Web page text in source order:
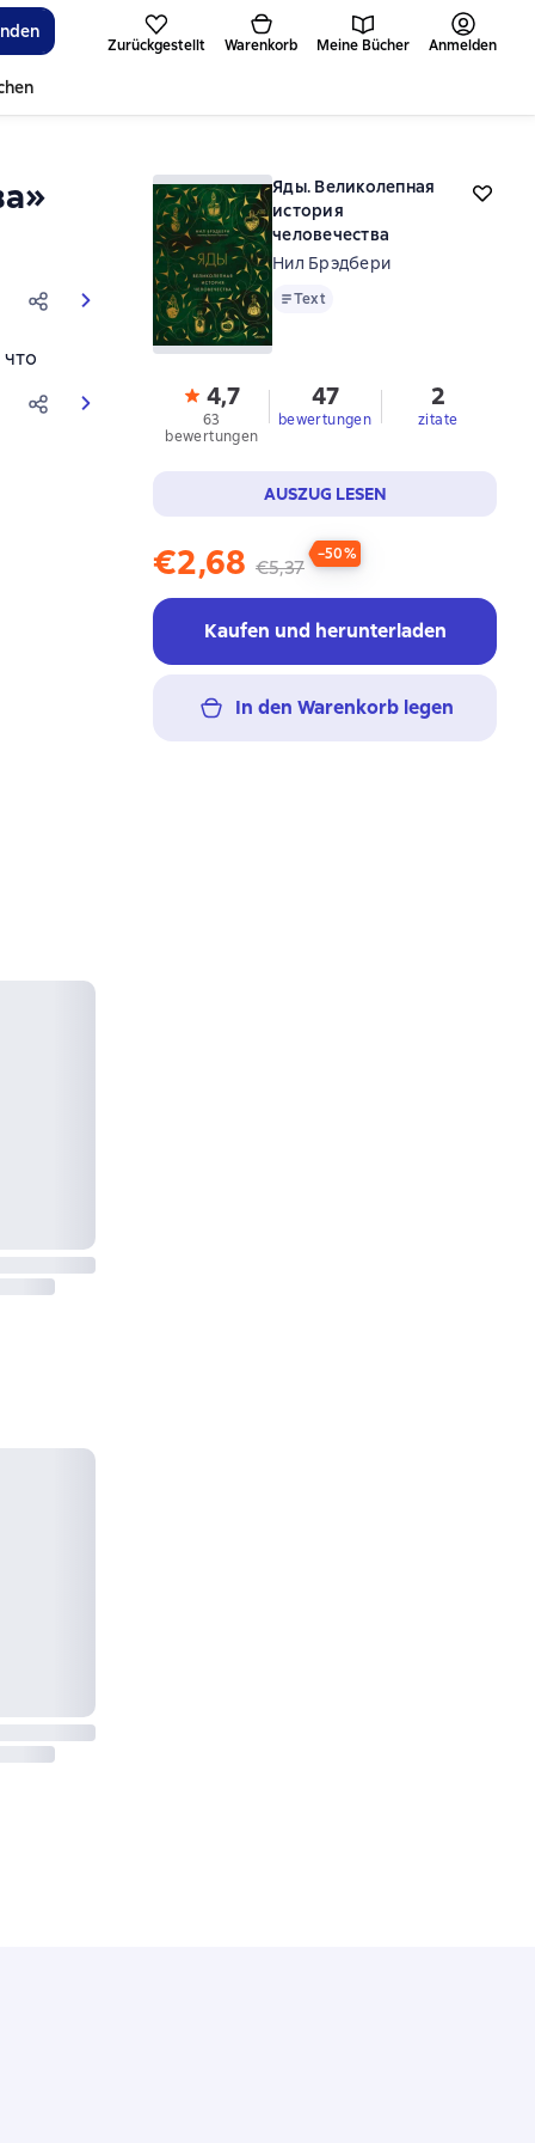
Zurückgestellt Warenkorb Meine Bücher Anmelden
Яды. Великолепная
история
человечества
Нил Брэдбери
TextText
4,7
63
bewertungen
47
bewertungen
2
zitate
AUSZUG LESEN
€2,68 €5,37
−50%
Kaufen und herunterladen
In den Warenkorb legen